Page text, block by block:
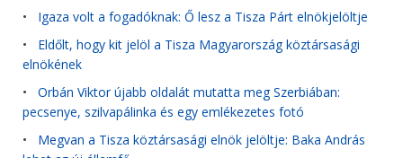
• Igaza volt a fogadóknak: Ő lesz a Tisza Párt elnökjelöltje
• Eldőlt, hogy kit jelöl a Tisza Magyarország köztársasági
elnökének
• Orbán Viktor újabb oldalát mutatta meg Szerbiában:
pecsenye, szilvapálinka és egy emlékezetes fotó
• Megvan a Tisza köztársasági elnök jelöltje: Baka András